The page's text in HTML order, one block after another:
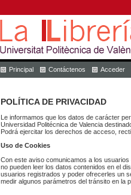
Principal Contáctenos Acceder
POLÍTICA DE PRIVACIDAD
Le informamos que los datos de carácter
Universidad Politécnica de Valencia
Podrá ejercitar los derechos de acceso,
Uso de Cookies
Con este aviso comunicamos a los
no pueden leer los datos contenidos en el
usuarios registrados y poder ofrecerles un
medir algunos parámetros del tránsito en la